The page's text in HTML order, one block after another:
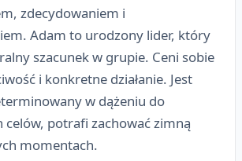
zdecydowaniem i
Adam to urodzony lider, który
szacunek w grupie. Ceni sobie
i konkretne działanie. Jest
w dążeniu do
celów, potrafi zachować zimną
momentach.